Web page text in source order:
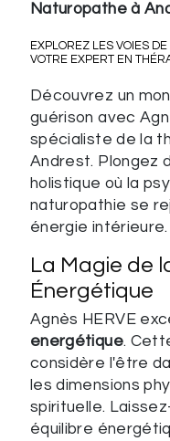
Naturopathe à
EXPLOREZ LES VOIES
VOTRE EXPERT EN
Découvrez un
guérison avec
spécialiste de la
Andrest. Plongez
holistique où la
naturopathie se
énergie intérieure.
La Magie de
Énergétique
Agnès HERVE
energétique.
considère l'être
les dimensions
spirituelle.
équilibre